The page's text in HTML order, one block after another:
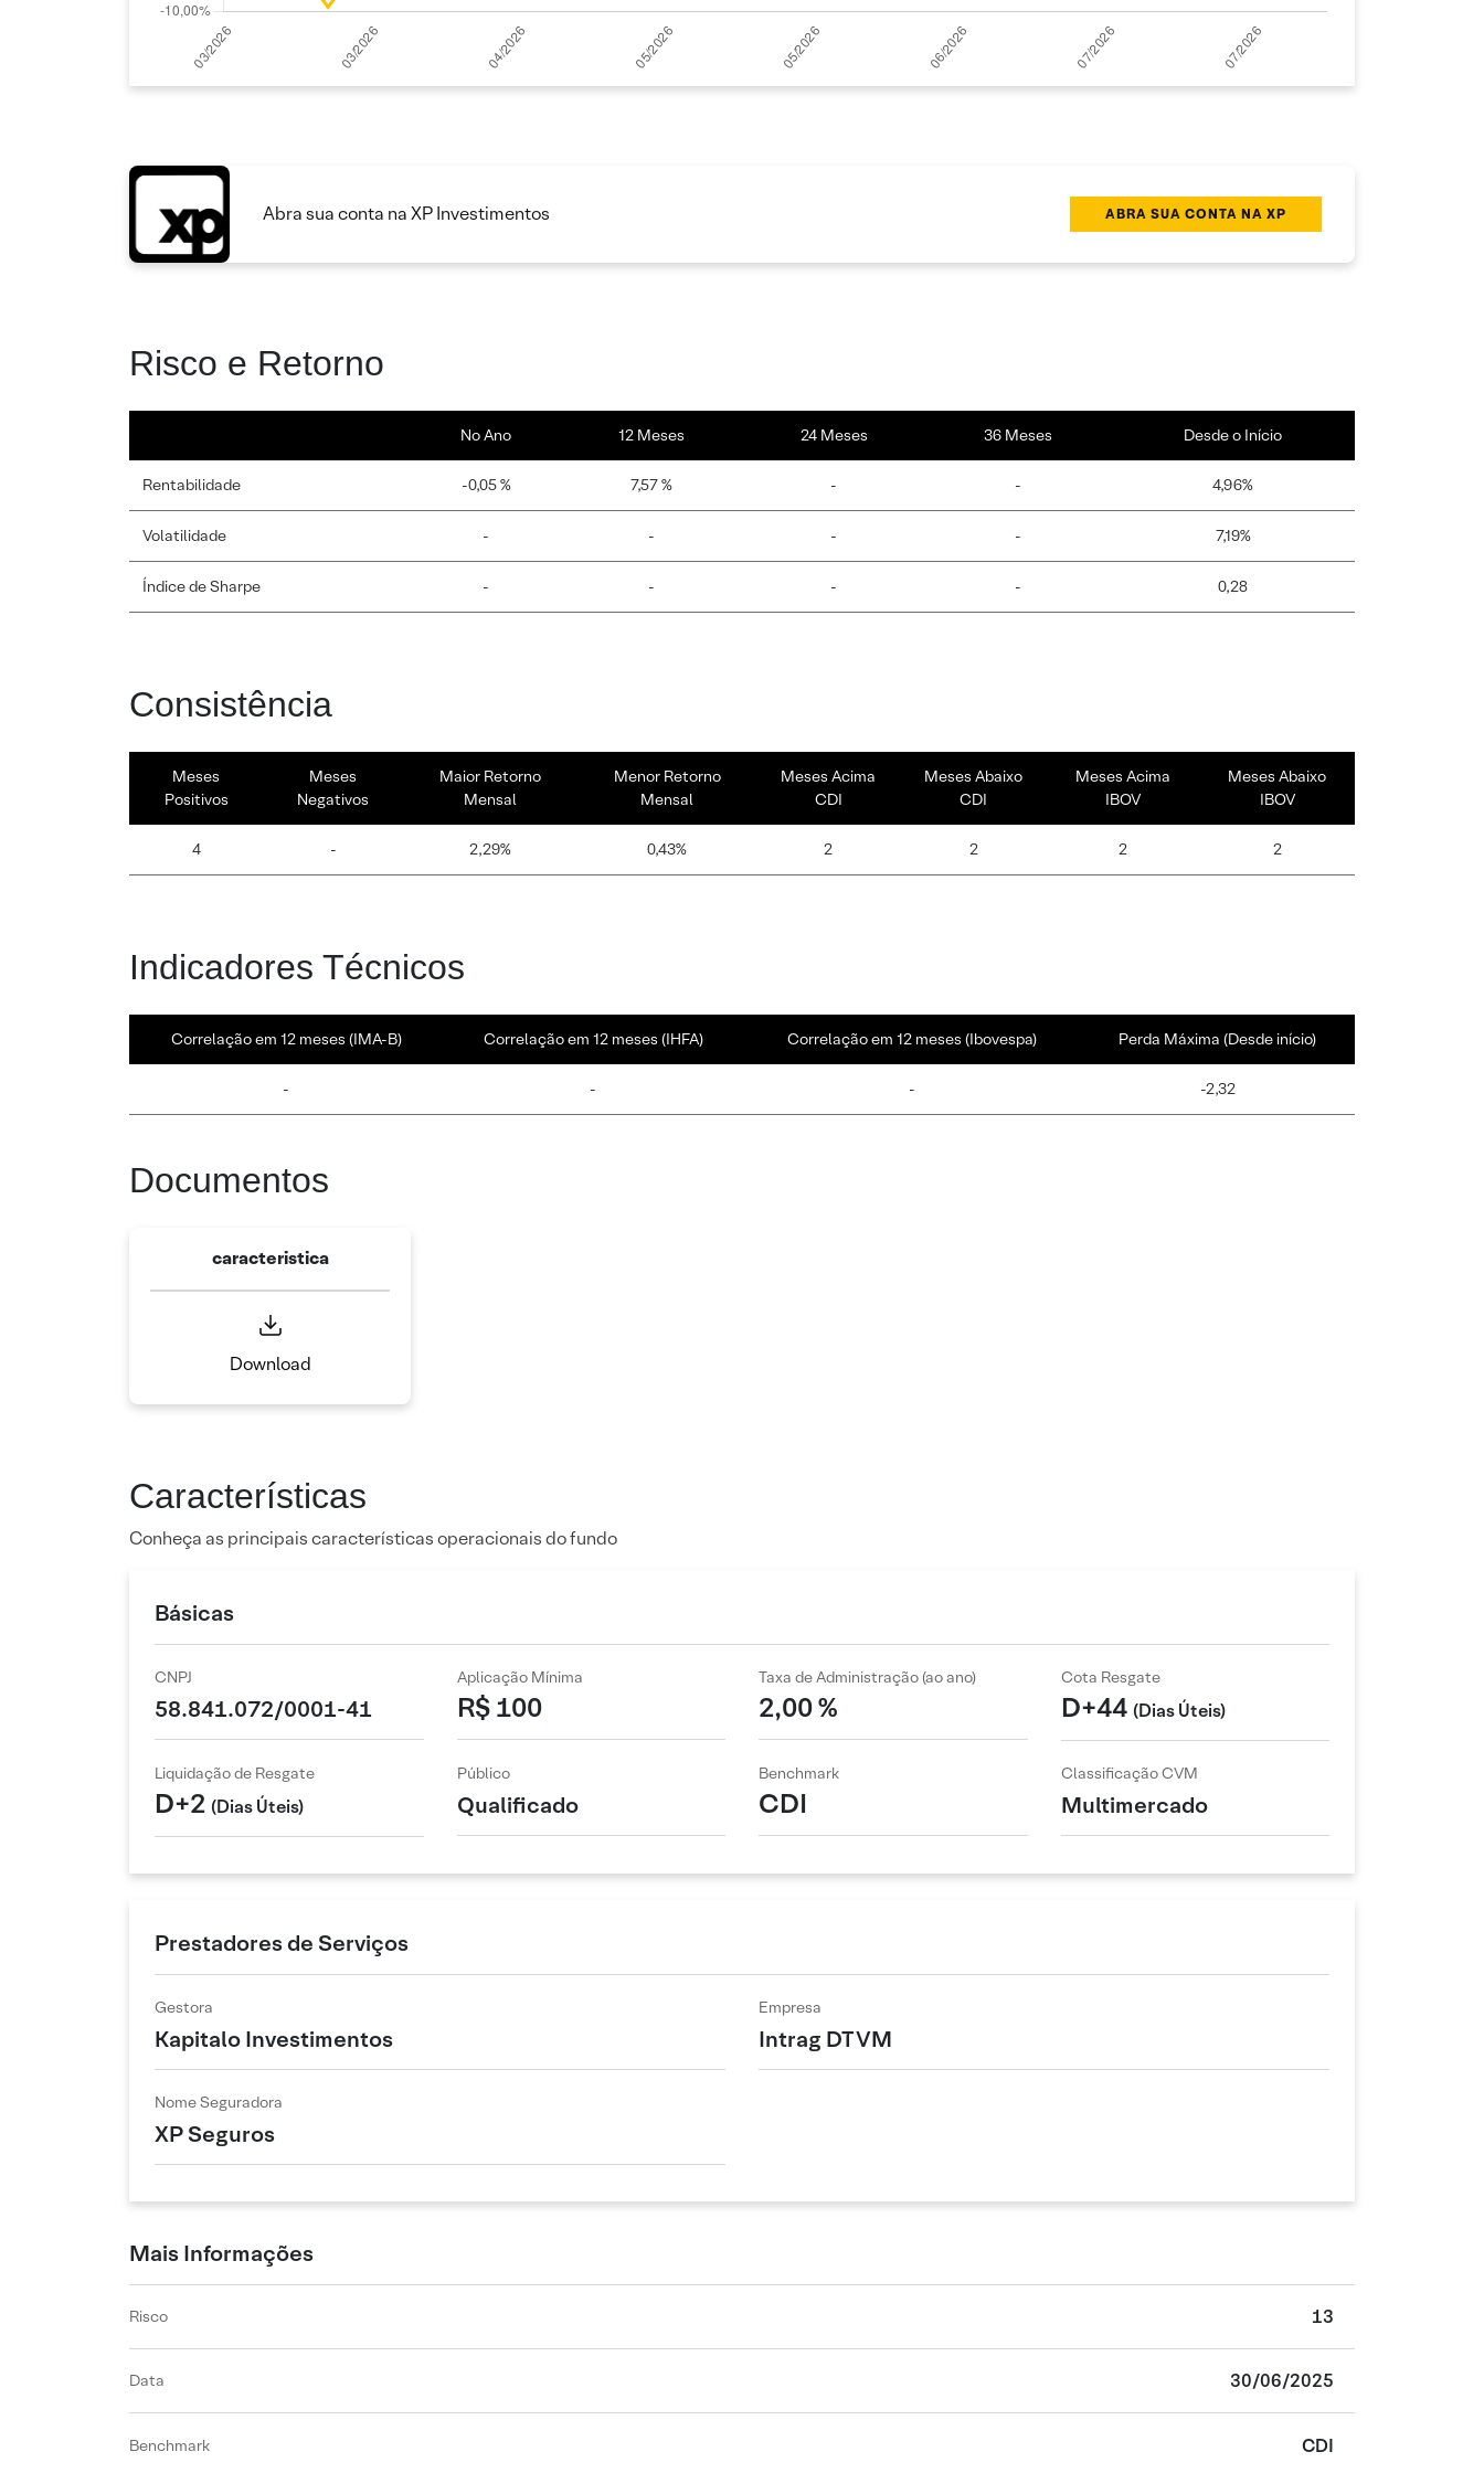
Abra sua conta na XP Investimentos ABRA SUA CONTA NA XP
Risco e Retorno
No Ano 12 Meses 24 Meses 36 Meses Desde o Início
Rentabilidade -0,05 % 7,57 % - - 4,96%
Volatilidade - - - - 7,19%
Índice de Sharpe - - - - 0,28
Consistência
Meses
Positivos
Meses
Negativos
Maior Retorno
Mensal
Menor Retorno
Mensal
Meses Acima
CDI
Meses Abaixo
CDI
Meses Acima
IBOV
Meses Abaixo
IBOV
4 - 2,29% 0,43% 2 2 2 2
Indicadores Técnicos
Correlação em 12 meses (IMA-B) Correlação em 12 meses (IHFA) Correlação em 12 meses (Ibovespa) Perda Máxima (Desde início)
- - - -2,32
Documentos
caracteristica
Download
Características
Conheça as principais características operacionais do fundo
Básicas
CNPJ
58.841.072/0001-41
Aplicação Mínima
R$ 100
Taxa de Administração (ao ano)
2,00 %
Cota Resgate
D+44 (Dias Úteis)
Liquidação de Resgate
D+2 (Dias Úteis)
Público
Qualificado
Benchmark
CDI
Classificação CVM
Multimercado
Prestadores de Serviços
Gestora
Kapitalo Investimentos
Empresa
Intrag DTVM
Nome Seguradora
XP Seguros
Mais Informações
Risco 13
Data 30/06/2025
Benchmark CDI